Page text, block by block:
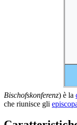
Bischofskonferenz) è la
che riunisce gli